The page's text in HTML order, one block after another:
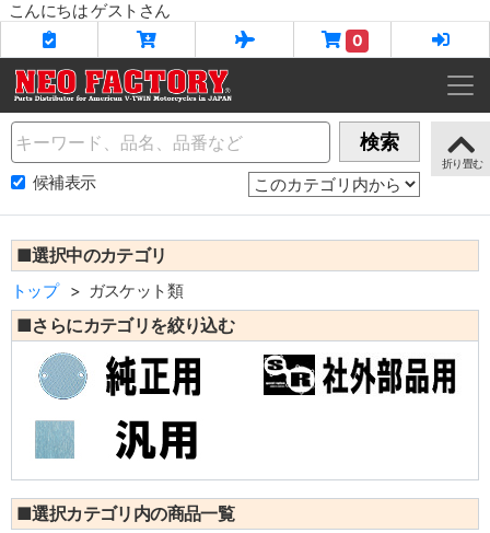
こんにちは ゲストさん
0
Name 検索
候補表示
■選択中のカテゴリ
トップ ガスケット類
■さらにカテゴリを絞り込む
■選択カテゴリ内の商品一覧